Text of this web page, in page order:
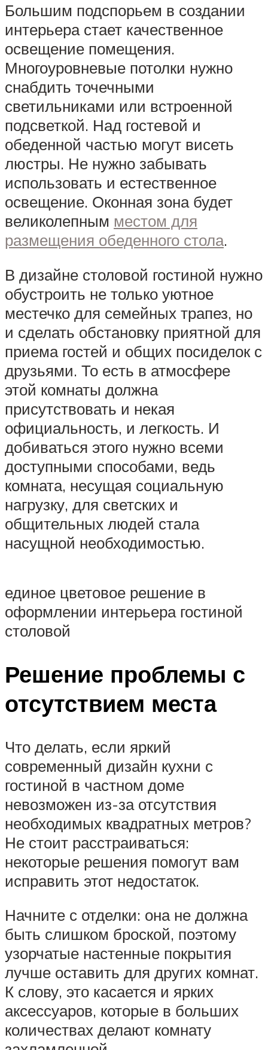
Большим подспорьем в создании
интерьера стает качественное
освещение помещения.
Многоуровневые потолки нужно
снабдить точечными
светильниками или встроенной
подсветкой. Над гостевой и
обеденной частью могут висеть
люстры. Не нужно забывать
использовать и естественное
освещение. Оконная зона будет
великолепным местом для
размещения обеденного стола.
В дизайне столовой гостиной нужно
обустроить не только уютное
местечко для семейных трапез, но
и сделать обстановку приятной для
приема гостей и общих посиделок с
друзьями. То есть в атмосфере
этой комнаты должна
присутствовать и некая
официальность, и легкость. И
добиваться этого нужно всеми
доступными способами, ведь
комната, несущая социальную
нагрузку, для светских и
общительных людей стала
насущной необходимостью.
единое цветовое решение в
оформлении интерьера гостиной
столовой
Решение проблемы с
отсутствием места
Что делать, если яркий
современный дизайн кухни с
гостиной в частном доме
невозможен из-за отсутствия
необходимых квадратных метров?
Не стоит расстраиваться:
некоторые решения помогут вам
исправить этот недостаток.
Начните с отделки: она не должна
быть слишком броской, поэтому
узорчатые настенные покрытия
лучше оставить для других комнат.
К слову, это касается и ярких
аксессуаров, которые в больших
количествах делают комнату